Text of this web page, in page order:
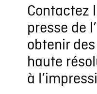
Contactez
presse de
obtenir
haute
à